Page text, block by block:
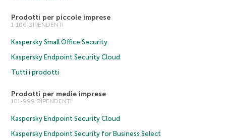
Prodotti per piccole imprese
1-100 DIPENDENTI
Kaspersky Small Office Security
Kaspersky Endpoint Security Cloud
Tutti i prodotti
Prodotti per medie imprese
101-999 DIPENDENTI
Kaspersky Endpoint Security Cloud
Kaspersky Endpoint Security for Business Select